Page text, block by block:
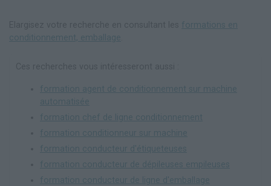
formations en
conditionnement, emballage
formation agent de conditionnement sur machine
automatisée
formation chef de ligne conditionnement
formation conditionneur sur machine
formation conducteur d'étiqueteuses
formation conducteur de dépileuses empileuses
formation conducteur de ligne d'emballage